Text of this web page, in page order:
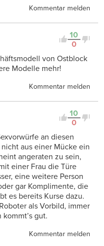
Kommentar melden
10
0
von Ostblock
Modelle mehr!
Kommentar melden
10
0
an diesen
aus einer Mücke ein
angeraten zu sein,
einer Frau die Türe
eine weitere Person
gar Komplimente, die
es bereits Kurse dazu.
als Vorbild, immer
gut.
Kommentar melden